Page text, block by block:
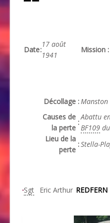
Date:
17 août
1941
Mission :
Décollage :
Causes de
la perte
:
Abattu
BF109
Lieu de la
perte
:Stella-
Sgt Eric Arthur REDFERN